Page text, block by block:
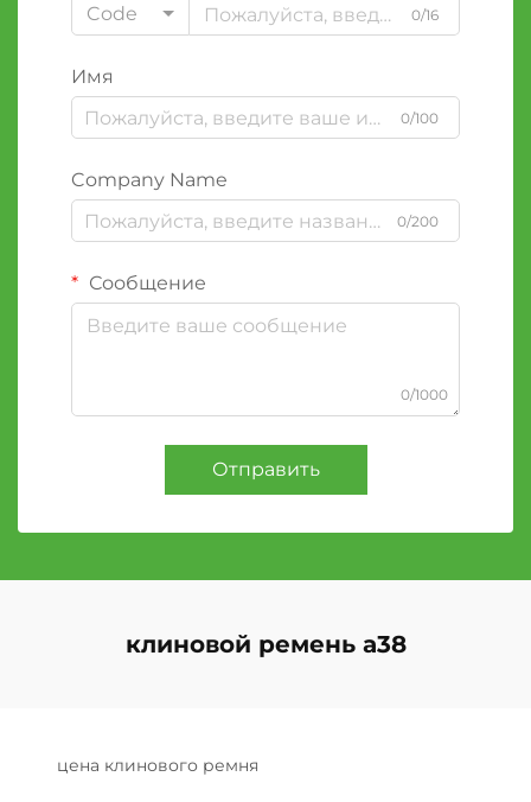
Code
0/16
Имя
0/100
Company Name
0/200
Сообщение
0/1000
Отправить
клиновой ремень a38
цена клинового ремня